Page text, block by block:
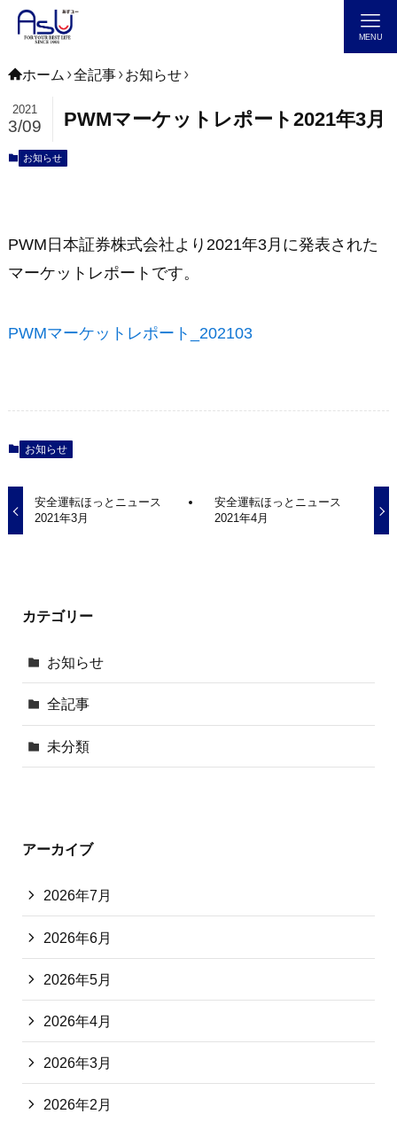
MENU
ホーム 全記事 お知らせ
PWMマーケットレポート2021年3月
2021
3/09
お知らせ
PWM日本証券株式会社より2021年3月に発表された
マーケットレポートです。
PWMマーケットレポート_202103
お知らせ
安全運転ほっとニュース
2021年3月
安全運転ほっとニュース
2021年4月
カテゴリー
お知らせ
全記事
未分類
アーカイブ
2026年7月
2026年6月
2026年5月
2026年4月
2026年3月
2026年2月